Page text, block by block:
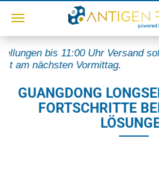
bis 11:00 Uhr Versand
am nächsten Vormittag.
GUANGDONG
FORTSCHRITTE